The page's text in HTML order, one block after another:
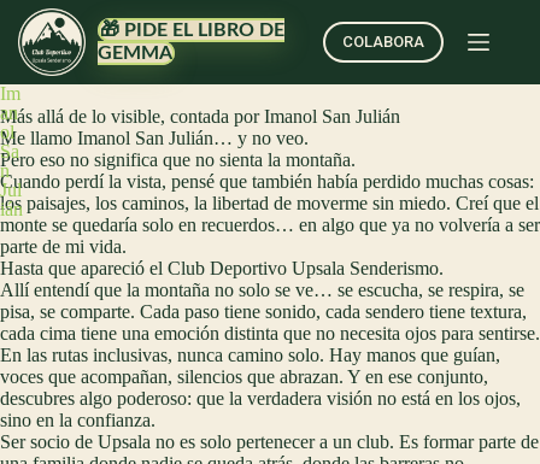
🎁 PIDE EL LIBRO DE
GEMMA
COLABORA
Im
an
ol
Sa
n
Jul
ián
Más allá de lo visible, contada por Imanol San Julián
Me llamo Imanol San Julián… y no veo.
Pero eso no significa que no sienta la montaña.
Cuando perdí la vista, pensé que también había perdido muchas cosas:
los paisajes, los caminos, la libertad de moverme sin miedo. Creí que el
monte se quedaría solo en recuerdos… en algo que ya no volvería a ser
parte de mi vida.
Hasta que apareció el Club Deportivo Upsala Senderismo.
Allí entendí que la montaña no solo se ve… se escucha, se respira, se
pisa, se comparte. Cada paso tiene sonido, cada sendero tiene textura,
cada cima tiene una emoción distinta que no necesita ojos para sentirse.
En las rutas inclusivas, nunca camino solo. Hay manos que guían,
voces que acompañan, silencios que abrazan. Y en ese conjunto,
descubres algo poderoso: que la verdadera visión no está en los ojos,
sino en la confianza.
Ser socio de Upsala no es solo pertenecer a un club. Es formar parte de